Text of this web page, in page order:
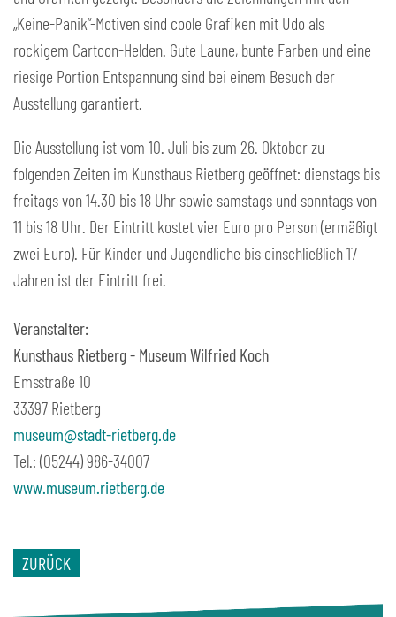
„Keine-Panik“-Motiven sind coole Grafiken mit Udo als
rockigem Cartoon-Helden. Gute Laune, bunte Farben und eine
riesige Portion Entspannung sind bei einem Besuch der
Ausstellung garantiert.
Die Ausstellung ist vom 10. Juli bis zum 26. Oktober zu
folgenden Zeiten im Kunsthaus Rietberg geöffnet: dienstags bis
freitags von 14.30 bis 18 Uhr sowie samstags und sonntags von
11 bis 18 Uhr. Der Eintritt kostet vier Euro pro Person (ermäßigt
zwei Euro). Für Kinder und Jugendliche bis einschließlich 17
Jahren ist der Eintritt frei.
Veranstalter:
Kunsthaus Rietberg - Museum Wilfried Koch
Emsstraße 10
33397 Rietberg
museum@stadt-rietberg.de
Tel.: (05244) 986-34007
www.museum.rietberg.de
ZURÜCK